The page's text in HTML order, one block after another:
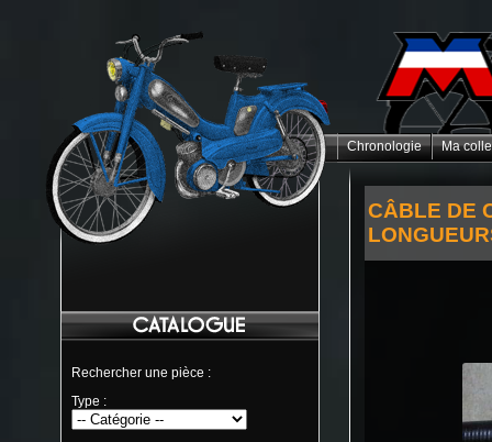
Rechercher une pièce :
Type :
Chronologie Ma
CÂBLE DE